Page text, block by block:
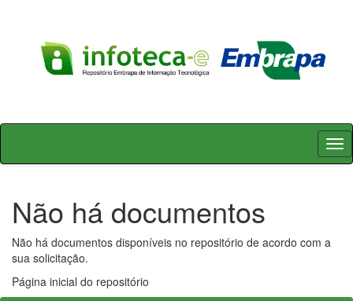
Skip
Não há documentos
Não há documentos disponíveis no repositório de acordo com a
sua solicitação.
Página inicial do repositório